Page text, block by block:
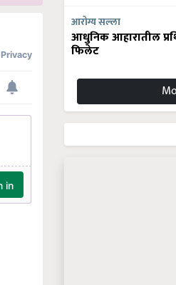
आरोग्य सल्ला
आधुनिक आहारातील
फिलेट